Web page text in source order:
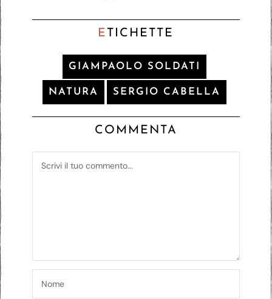
E TICHETTE
GIAMPAOLO SOLDATI
NATURA SERGIO CABELLA
COMMENTA